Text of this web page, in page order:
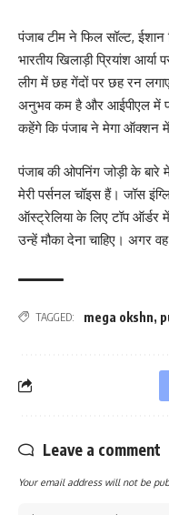
पंजाब टीम ने फिल सॉल्ट,
भारतीय खिलाड़ी प्रियांश
लीग में छह गेंदों पर छह रन
अनुभव कम है और आईपीएल में
कहेंगे कि पंजाब ने मेगा ऑक्शन
पंजाब की ओपनिंग जोड़ी के बारे
मेरी पर्सनल चॉइस हैं। जॉस
ऑस्ट्रेलिया के लिए टॉप
उन्हें मौका देना चाहिए। अगर
TAGGED: mega okshn,
Leave a comment
Your email address will not be